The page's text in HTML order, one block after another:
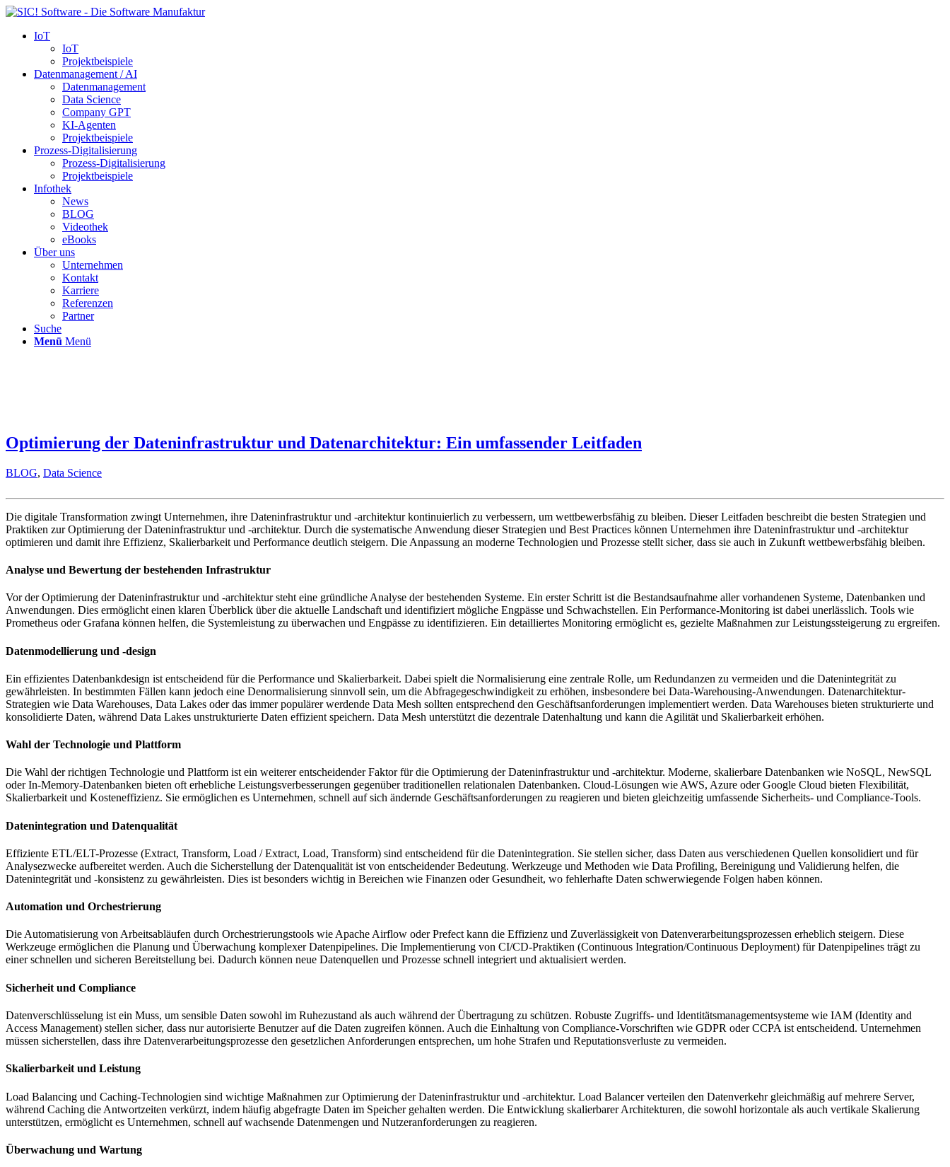
IoT
IoT
Projektbeispiele
Datenmanagement / AI
Datenmanagement
Data Science
Company GPT
KI-Agenten
Projektbeispiele
Prozess-Digitalisierung
Prozess-Digitalisierung
Projektbeispiele
Infothek
News
BLOG
Videothek
eBooks
Über uns
Unternehmen
Kontakt
Karriere
Referenzen
Partner
Suche
Menü Menü
Optimierung der Dateninfrastruktur und Datenarchitektur: Ein umfassender Leitfaden
BLOG, Data Science
Die digitale Transformation zwingt Unternehmen, ihre Dateninfrastruktur und -architektur kontinuierlich zu verbessern, um wettbewerbsfähig zu bleiben. Dieser Leitfaden beschreibt die besten Strategien und
Praktiken zur Optimierung der Dateninfrastruktur und -architektur. Durch die systematische Anwendung dieser Strategien und Best Practices können Unternehmen ihre Dateninfrastruktur und -architektur
optimieren und damit ihre Effizienz, Skalierbarkeit und Performance deutlich steigern. Die Anpassung an moderne Technologien und Prozesse stellt sicher, dass sie auch in Zukunft wettbewerbsfähig bleiben.
Analyse und Bewertung der bestehenden Infrastruktur
Vor der Optimierung der Dateninfrastruktur und -architektur steht eine gründliche Analyse der bestehenden Systeme. Ein erster Schritt ist die Bestandsaufnahme aller vorhandenen Systeme, Datenbanken und
Anwendungen. Dies ermöglicht einen klaren Überblick über die aktuelle Landschaft und identifiziert mögliche Engpässe und Schwachstellen. Ein Performance-Monitoring ist dabei unerlässlich. Tools wie
Prometheus oder Grafana können helfen, die Systemleistung zu überwachen und Engpässe zu identifizieren. Ein detailliertes Monitoring ermöglicht es, gezielte Maßnahmen zur Leistungssteigerung zu ergreifen.
Datenmodellierung und -design
Ein effizientes Datenbankdesign ist entscheidend für die Performance und Skalierbarkeit. Dabei spielt die Normalisierung eine zentrale Rolle, um Redundanzen zu vermeiden und die Datenintegrität zu
gewährleisten. In bestimmten Fällen kann jedoch eine Denormalisierung sinnvoll sein, um die Abfragegeschwindigkeit zu erhöhen, insbesondere bei Data-Warehousing-Anwendungen. Datenarchitektur-
Strategien wie Data Warehouses, Data Lakes oder das immer populärer werdende Data Mesh sollten entsprechend den Geschäftsanforderungen implementiert werden. Data Warehouses bieten strukturierte und
konsolidierte Daten, während Data Lakes unstrukturierte Daten effizient speichern. Data Mesh unterstützt die dezentrale Datenhaltung und kann die Agilität und Skalierbarkeit erhöhen.
Wahl der Technologie und Plattform
Die Wahl der richtigen Technologie und Plattform ist ein weiterer entscheidender Faktor für die Optimierung der Dateninfrastruktur und -architektur. Moderne, skalierbare Datenbanken wie NoSQL, NewSQL
oder In-Memory-Datenbanken bieten oft erhebliche Leistungsverbesserungen gegenüber traditionellen relationalen Datenbanken. Cloud-Lösungen wie AWS, Azure oder Google Cloud bieten Flexibilität,
Skalierbarkeit und Kosteneffizienz. Sie ermöglichen es Unternehmen, schnell auf sich ändernde Geschäftsanforderungen zu reagieren und bieten gleichzeitig umfassende Sicherheits- und Compliance-Tools.
Datenintegration und Datenqualität
Effiziente ETL/ELT-Prozesse (Extract, Transform, Load / Extract, Load, Transform) sind entscheidend für die Datenintegration. Sie stellen sicher, dass Daten aus verschiedenen Quellen konsolidiert und für
Analysezwecke aufbereitet werden. Auch die Sicherstellung der Datenqualität ist von entscheidender Bedeutung. Werkzeuge und Methoden wie Data Profiling, Bereinigung und Validierung helfen, die
Datenintegrität und -konsistenz zu gewährleisten. Dies ist besonders wichtig in Bereichen wie Finanzen oder Gesundheit, wo fehlerhafte Daten schwerwiegende Folgen haben können.
Automation und Orchestrierung
Die Automatisierung von Arbeitsabläufen durch Orchestrierungstools wie Apache Airflow oder Prefect kann die Effizienz und Zuverlässigkeit von Datenverarbeitungsprozessen erheblich steigern. Diese
Werkzeuge ermöglichen die Planung und Überwachung komplexer Datenpipelines. Die Implementierung von CI/CD-Praktiken (Continuous Integration/Continuous Deployment) für Datenpipelines trägt zu
einer schnellen und sicheren Bereitstellung bei. Dadurch können neue Datenquellen und Prozesse schnell integriert und aktualisiert werden.
Sicherheit und Compliance
Datenverschlüsselung ist ein Muss, um sensible Daten sowohl im Ruhezustand als auch während der Übertragung zu schützen. Robuste Zugriffs- und Identitätsmanagementsysteme wie IAM (Identity and
Access Management) stellen sicher, dass nur autorisierte Benutzer auf die Daten zugreifen können. Auch die Einhaltung von Compliance-Vorschriften wie GDPR oder CCPA ist entscheidend. Unternehmen
müssen sicherstellen, dass ihre Datenverarbeitungsprozesse den gesetzlichen Anforderungen entsprechen, um hohe Strafen und Reputationsverluste zu vermeiden.
Skalierbarkeit und Leistung
Load Balancing und Caching-Technologien sind wichtige Maßnahmen zur Optimierung der Dateninfrastruktur und -architektur. Load Balancer verteilen den Datenverkehr gleichmäßig auf mehrere Server,
während Caching die Antwortzeiten verkürzt, indem häufig abgefragte Daten im Speicher gehalten werden. Die Entwicklung skalierbarer Architekturen, die sowohl horizontale als auch vertikale Skalierung
unterstützen, ermöglicht es Unternehmen, schnell auf wachsende Datenmengen und Nutzeranforderungen zu reagieren.
Überwachung und Wartung